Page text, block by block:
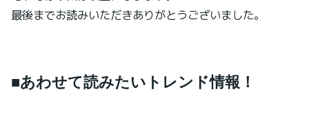
最後までお読みいただきありがとうございました。
■あわせて読みたいトレンド情報！